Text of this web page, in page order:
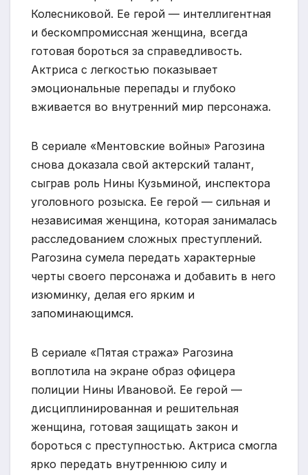
Колесниковой. Ее герой — интеллигентная
и бескомпромиссная женщина, всегда
готовая бороться за справедливость.
Актриса с легкостью показывает
эмоциональные перепады и глубоко
вживается во внутренний мир персонажа.
В сериале «Ментовские войны» Рагозина
снова доказала свой актерский талант,
сыграв роль Нины Кузьминой, инспектора
уголовного розыска. Ее герой — сильная и
независимая женщина, которая занималась
расследованием сложных преступлений.
Рагозина сумела передать характерные
черты своего персонажа и добавить в него
изюминку, делая его ярким и
запоминающимся.
В сериале «Пятая стража» Рагозина
воплотила на экране образ офицера
полиции Нины Ивановой. Ее герой —
дисциплинированная и решительная
женщина, готовая защищать закон и
бороться с преступностью. Актриса смогла
ярко передать внутреннюю силу и